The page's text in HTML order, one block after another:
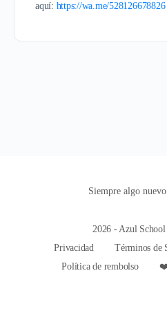
aquí: https://wa.me/528126678826
Siempre algo
2026 - Azul
Privacidad
Términos de
Política de rembolso
❤️